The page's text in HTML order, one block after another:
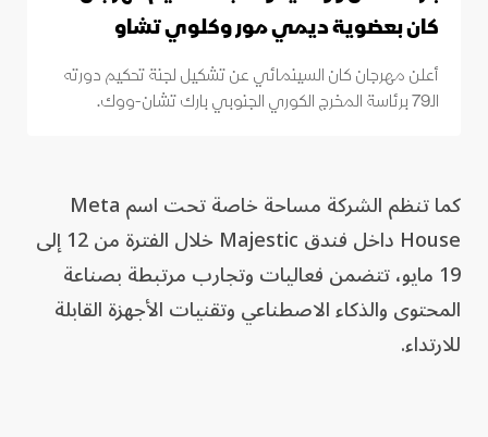
كان بعضوية ديمي مور وكلوي تشاو
أعلن مهرجان كان السينمائي عن تشكيل لجنة تحكيم دورته
الـ79 برئاسة المخرج الكوري الجنوبي بارك تشان-ووك.
كما تنظم الشركة مساحة خاصة تحت اسم Meta
House داخل فندق Majestic خلال الفترة من 12 إلى
19 مايو، تتضمن فعاليات وتجارب مرتبطة بصناعة
المحتوى والذكاء الاصطناعي وتقنيات الأجهزة القابلة
للارتداء.